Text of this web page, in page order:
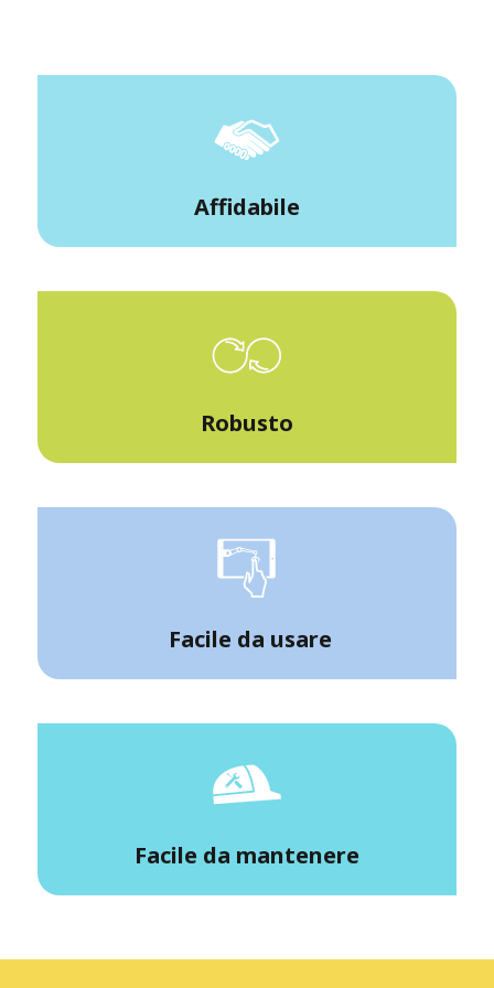
Affidabile
Robusto
Facile da usare
Facile da mantenere